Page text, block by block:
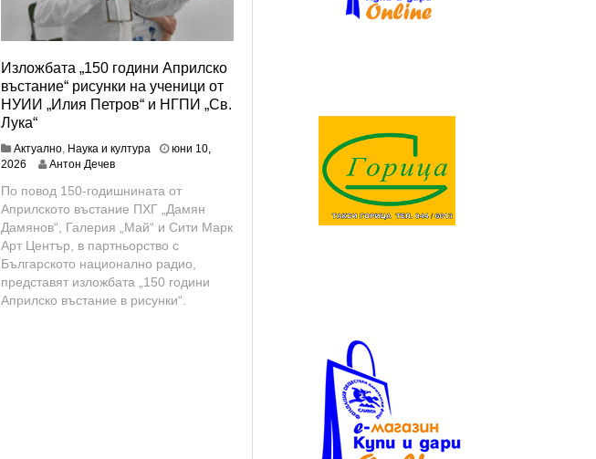
Изложбата „150 години Априлско
въстание“ рисунки на ученици от
НУИИ „Илия Петров“ и НГПИ „Св.
Лука“
Актуално, Наука и култура
юни 10,
2026ю
и
1
0
,
0
2
6
Антон Дечев
По повод 150-годишнината от
Априлското въстание ПХГ „Дамян
Дамянов“, Галерия „Май“ и Сити Марк
Арт Център, в партньорство с
Българското национално радио,
представят изложбата „150 години
Априлско въстание в рисунки“.